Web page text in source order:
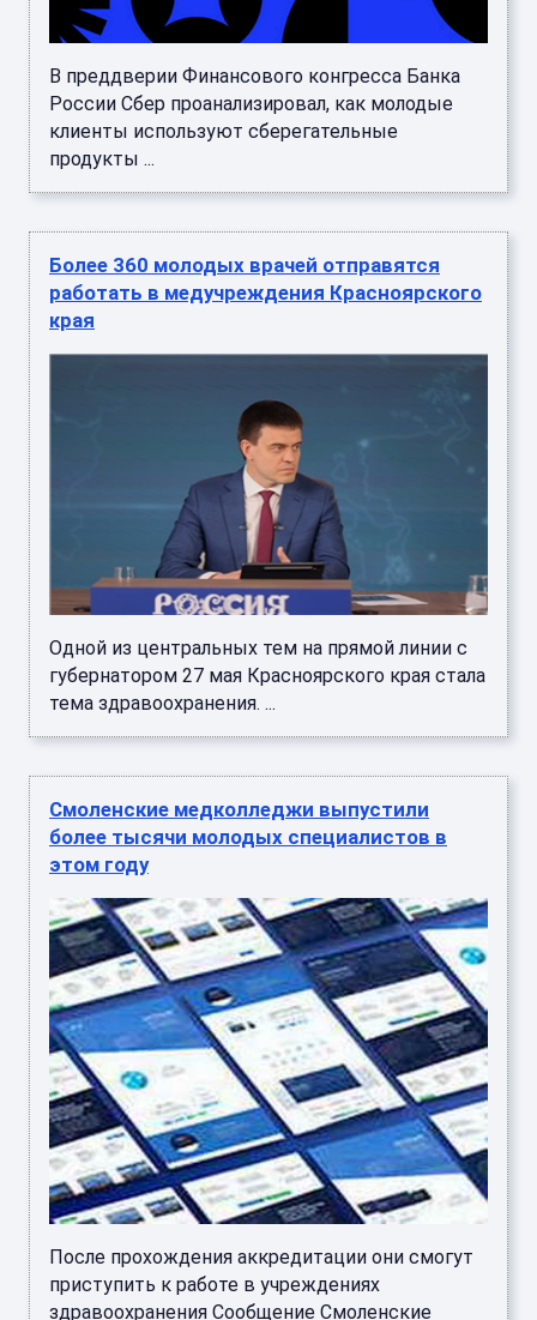
В преддверии Финансового конгресса Банка
России Сбер проанализировал, как молодые
клиенты используют сберегательные
продукты ...
Более 360 молодых врачей отправятся
работать в медучреждения Красноярского
края
Одной из центральных тем на прямой линии с
губернатором 27 мая Красноярского края стала
тема здравоохранения. ...
Смоленские медколледжи выпустили
более тысячи молодых специалистов в
этом году
После прохождения аккредитации они смогут
приступить к работе в учреждениях
здравоохранения Сообщение Смоленские